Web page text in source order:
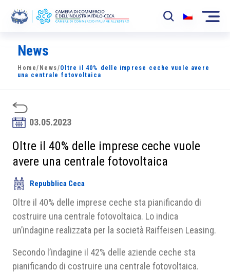
La Camera
News
Sviluppo Mercato
Soci
Partner
Progetti
Area riservata
News
Home/ News/Oltre il 40% delle imprese ceche vuole avere
una centrale fotovoltaica
03.05.2023
Oltre il 40% delle imprese ceche vuole
avere una centrale fotovoltaica
Repubblica Ceca
Oltre il 40% delle imprese ceche sta pianificando di
costruire una centrale fotovoltaica. Lo indica
un’indagine realizzata per la società Raiffeisen Leasing.
Secondo l’indagine il 42% delle aziende ceche sta
pianificando di costruire una centrale fotovoltaica.